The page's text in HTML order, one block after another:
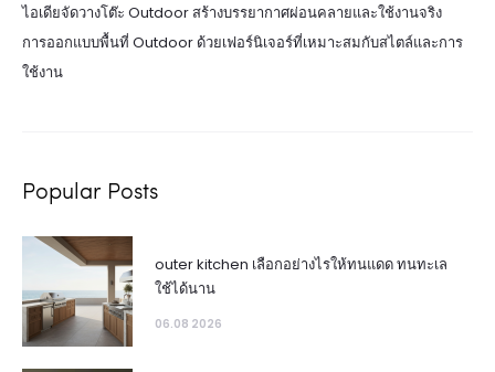
ไอเดียจัดวางโต๊ะ Outdoor สร้างบรรยากาศผ่อนคลายและใช้งานจริง
การออกแบบพื้นที่ Outdoor ด้วยเฟอร์นิเจอร์ที่เหมาะสมกับสไตล์และการ
ใช้งาน
Popular Posts
outer kitchen เลือกอย่างไรให้ทนแดด ทนทะเล
ใช้ได้นาน
06.08 2026